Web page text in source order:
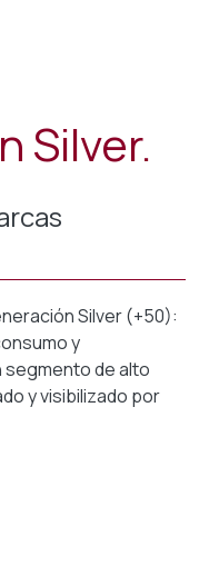
Silver.
Silver (+50):
y
de alto
y visibilizado por